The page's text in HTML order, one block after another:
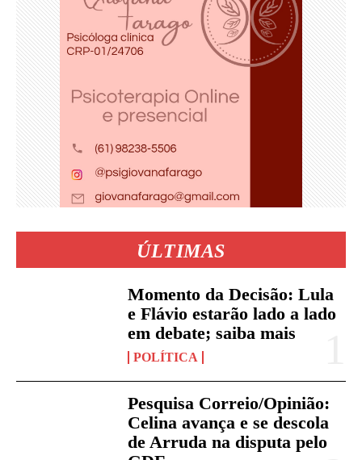
ÚLTIMAS
Momento da Decisão: Lula
e Flávio estarão lado a lado
em debate; saiba mais
POLÍTICA
Pesquisa Correio/Opinião:
Celina avança e se descola
de Arruda na disputa pelo